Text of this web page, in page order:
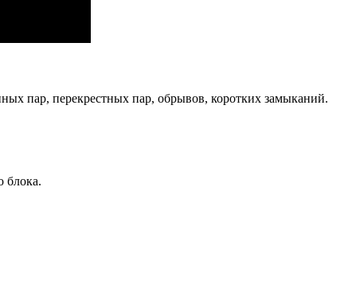
пар, перекрестных пар, обрывов, коротких замыканий.
блока.